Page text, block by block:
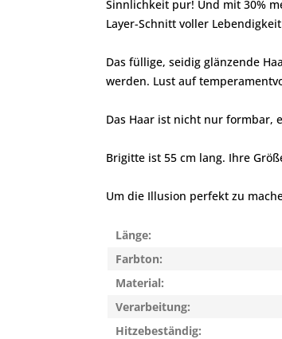
Sinnlichkeit pur! Und mit 30%
Layer-Schnitt voller
Das füllige, seidig glänzende
werden. Lust auf
Das Haar ist nicht nur formbar,
Brigitte ist 55 cm lang. Ihre
Um die Illusion perfekt zu
Länge:
Farbton:
Material:
Verarbeitung:
Hitzebeständig: